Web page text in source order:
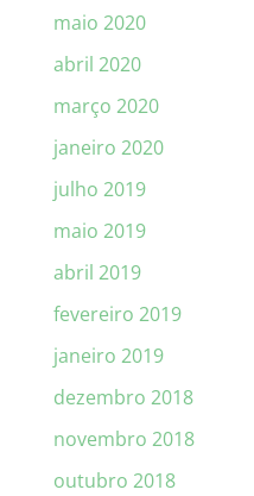
maio 2020
abril 2020
março 2020
janeiro 2020
julho 2019
maio 2019
abril 2019
fevereiro 2019
janeiro 2019
dezembro 2018
novembro 2018
outubro 2018